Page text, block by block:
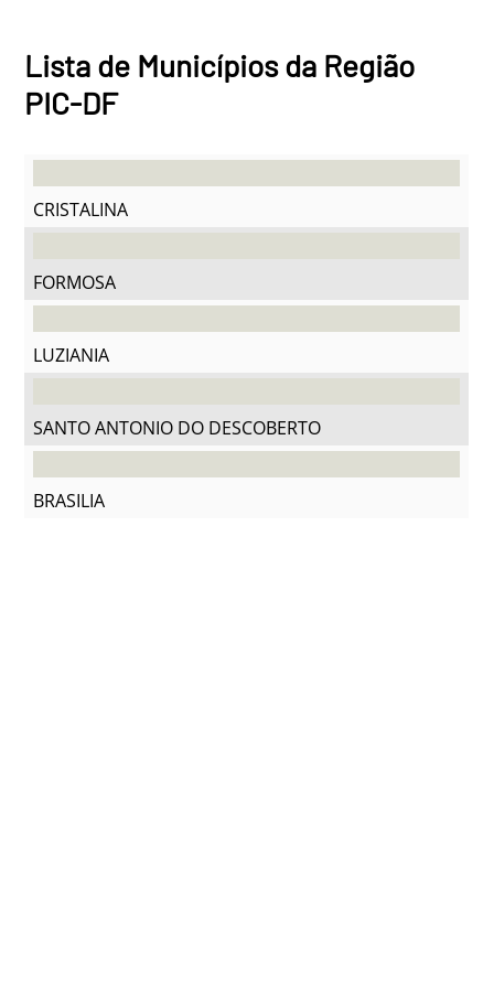
Lista de Municípios da Região
PIC-DF
CRISTALINA
FORMOSA
LUZIANIA
SANTO ANTONIO DO DESCOBERTO
BRASILIA